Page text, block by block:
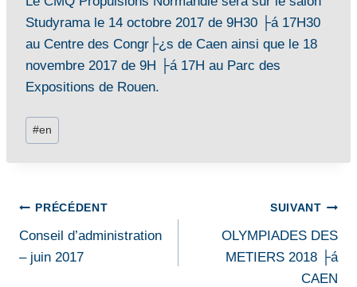
Studyrama le 14 octobre 2017 de 9H30 ├á 17H30
au Centre des Congr├¿s de Caen ainsi que le 18
novembre 2017 de 9H ├á 17H au Parc des
Expositions de Rouen.
Étiquettes
de
#en
Navigation
de
PRÉCÉDENT
Conseil d’administration
– juin 2017
SUIVANT
OLYMPIADES DES
METIERS 2018 ├á
CAEN